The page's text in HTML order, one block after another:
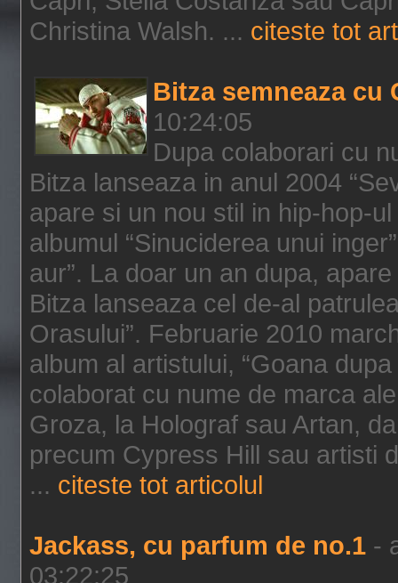
Christina Walsh. ... citeste tot
Bitza semneaza cu
10:24:05
Dupa colaborari cu
Bitza lanseaza in anul 2004
apare si un nou stil in hip-hop-
albumul “Sinuciderea unui
aur”. La doar un an dupa,
Bitza lanseaza cel de-al
Orasului”. Februarie 2010
album al artistului, “Goana
colaborat cu nume de marca
Groza, la Holograf sau Artan,
precum Cypress Hill sau artisti
... citeste tot articolul
Jackass, cu parfum de no.1 -
03:22:25